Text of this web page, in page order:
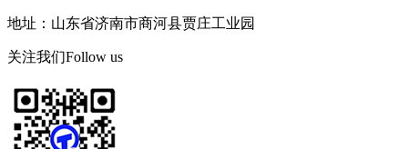
地址：山东省济南市商河县贾庄工业园
关注我们Follow us